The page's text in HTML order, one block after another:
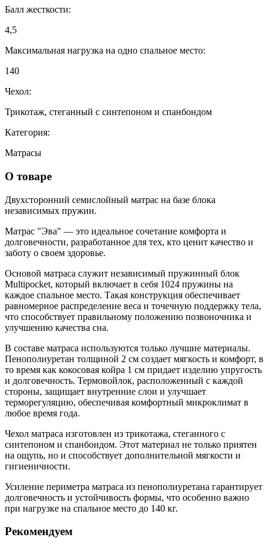
Балл жесткости:
4,5
Максимальная нагрузка на одно спальное место:
140
Чехол:
Трикотаж, стеганный с синтепоном и спанбондом
Категория:
Матрасы
О товаре
Двухсторонний семислойный матрас на базе блока
независимых пружин.
Матрас "Эва" — это идеальное сочетание комфорта и
долговечности, разработанное для тех, кто ценит качество и
заботу о своем здоровье.
Основой матраса служит независимый пружинный блок
Multipocket, который включает в себя 1024 пружины на
каждое спальное место. Такая конструкция обеспечивает
равномерное распределение веса и точечную поддержку тела,
что способствует правильному положению позвоночника и
улучшению качества сна.
В составе матраса используются только лучшие материалы.
Пенополиуретан толщиной 2 см создает мягкость и комфорт, в
то время как кокосовая койра 1 см придает изделию упругость
и долговечность. Термовойлок, расположенный с каждой
стороны, защищает внутренние слои и улучшает
терморегуляцию, обеспечивая комфортный микроклимат в
любое время года.
Чехол матраса изготовлен из трикотажа, стеганного с
синтепоном и спанбондом. Этот материал не только приятен
на ощупь, но и способствует дополнительной мягкости и
гигиеничности.
Усиление периметра матраса из пенополиуретана гарантирует
долговечность и устойчивость формы, что особенно важно
при нагрузке на спальное место до 140 кг.
Рекомендуем